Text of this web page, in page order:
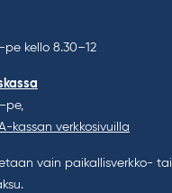
kello 8.30–12
kassan verkkosivuilla
vain paikallisverkko- tai